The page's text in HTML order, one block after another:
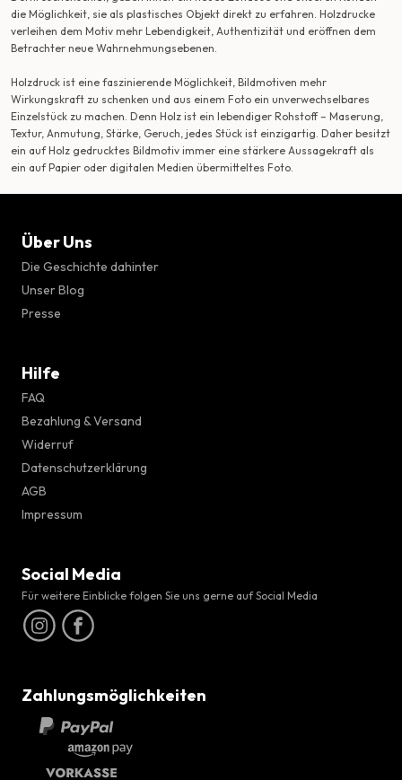
die Möglichkeit, sie als plastisches Objekt direkt zu erfahren. Holzdrucke
verleihen dem Motiv mehr Lebendigkeit, Authentizität und eröffnen dem
Betrachter neue Wahrnehmungsebenen.
Holzdruck ist eine faszinierende Möglichkeit, Bildmotiven mehr
Wirkungskraft zu schenken und aus einem Foto ein unverwechselbares
Einzelstück zu machen. Denn Holz ist ein lebendiger Rohstoff – Maserung,
Textur, Anmutung, Stärke, Geruch, jedes Stück ist einzigartig. Daher besitzt
ein auf Holz gedrucktes Bildmotiv immer eine stärkere Aussagekraft als
ein auf Papier oder digitalen Medien übermitteltes Foto.
Über Uns
Die Geschichte dahinter
Unser Blog
Presse
Hilfe
FAQ
Bezahlung & Versand
Widerruf
Datenschutzerklärung
AGB
Impressum
Social Media
Für weitere Einblicke folgen Sie uns gerne auf Social Media
Zahlungsmöglichkeiten